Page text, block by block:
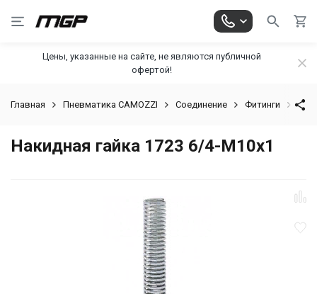
Цены, указанные на сайте, не являются публичной
офертой!
Главная Пневматика CAMOZZI Соединение Фитинги
Накидная гайка 1723 6/4-M10x1